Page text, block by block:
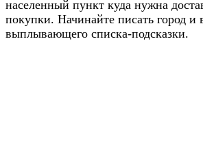
населенный пункт куда нужна
покупки. Начинайте писать город и
выплывающего списка-подсказки.